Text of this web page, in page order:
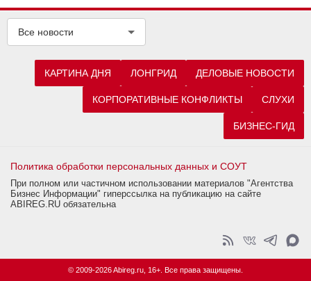
Все новости
КАРТИНА ДНЯ ЛОНГРИД ДЕЛОВЫЕ НОВОСТИ
КОРПОРАТИВНЫЕ КОНФЛИКТЫ СЛУХИ
БИЗНЕС-ГИД
Политика обработки персональных данных и СОУТ
При полном или частичном использовании материалов "Агентства
Бизнес Информации" гиперссылка на публикацию на сайте
ABIREG.RU обязательна
© 2009-2026 Abireg.ru, 16+. Все права защищены.